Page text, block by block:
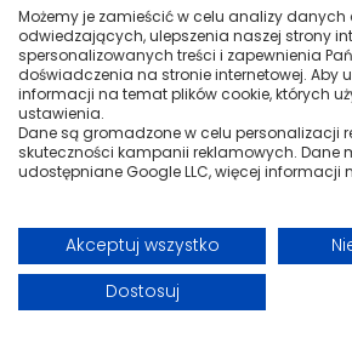
Możemy je zamieścić w celu analizy
odwiedzających, ulepszenia naszej strony
spersonalizowanych treści i zapewnienia
doświadczenia na stronie internetowej. Aby
informacji na temat plików cookie, których
ustawienia.
Dane są gromadzone w celu personalizacji
skuteczności kampanii reklamowych. Dane
udostępniane Google LLC, więcej informacji
Akceptuj wszystko
Dostosuj
Prosta
Intuicyjne przyciski „+” i „–” umożliwiają